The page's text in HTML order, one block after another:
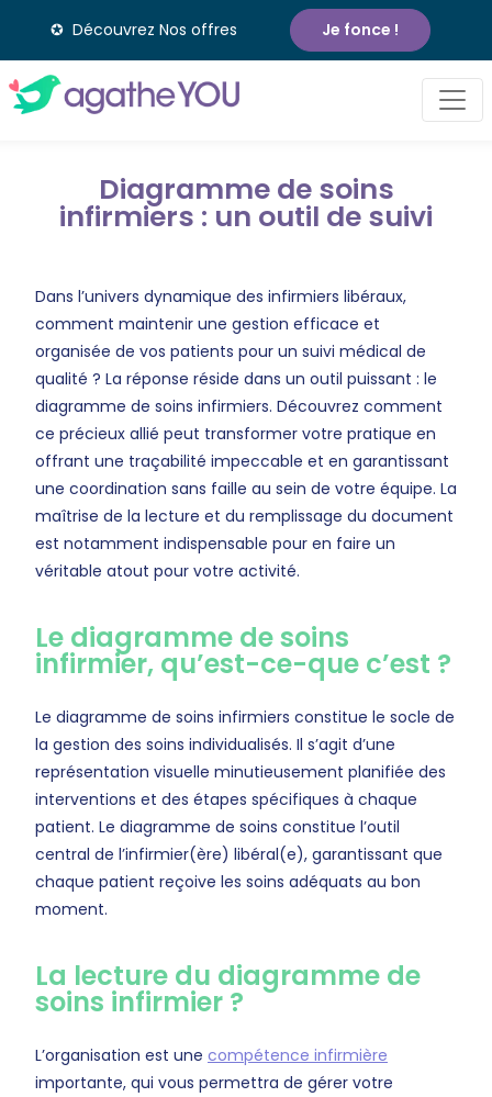
✪ Découvrez Nos offres Je fonce !
Diagramme de soins
infirmiers : un outil de suivi
Dans l’univers dynamique des infirmiers libéraux,
comment maintenir une gestion efficace et
organisée de vos patients pour un suivi médical de
qualité ? La réponse réside dans un outil puissant : le
diagramme de soins infirmiers. Découvrez comment
ce précieux allié peut transformer votre pratique en
offrant une traçabilité impeccable et en garantissant
une coordination sans faille au sein de votre équipe. La
maîtrise de la lecture et du remplissage du document
est notamment indispensable pour en faire un
véritable atout pour votre activité.
Le diagramme de soins
infirmier, qu’est-ce-que c’est ?
Le diagramme de soins infirmiers constitue le socle de
la gestion des soins individualisés. Il s’agit d’une
représentation visuelle minutieusement planifiée des
interventions et des étapes spécifiques à chaque
patient. Le diagramme de soins constitue l’outil
central de l’infirmier(ère) libéral(e), garantissant que
chaque patient reçoive les soins adéquats au bon
moment.
La lecture du diagramme de
soins infirmier ?
L’organisation est une compétence infirmière
importante, qui vous permettra de gérer votre